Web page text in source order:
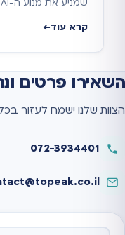
קרא עוד
השאירו פרטים
הצוות שלנו ישמח לעזור
072-3934401